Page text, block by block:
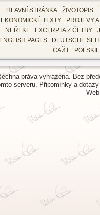
HLAVNÍ STRÁNKA ŽIVOTOPIS
EKONOMICKÉ TEXTY
PROJEVY
NEŘEKL
EXCERPTA Z ČETBY
ENGLISH PAGES
DEUTSCHE
САЙТ
práva vyhrazena. Bez
serveru.
Připomínky a